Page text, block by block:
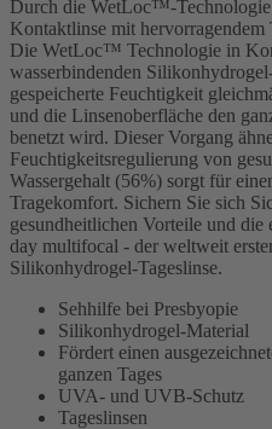
Durch die WetLoc™-Technologie
Kontaktlinse mit hervorragendem
Die WetLoc™ Technologie in
wasserbindenden
gespeicherte Feuchtigkeit
und die Linsenoberfläche den
benetzt wird. Dieser Vorgang
Feuchtigkeitsregulierung von
Wassergehalt (56%) sorgt für
Tragekomfort. Sichern Sie sich
gesundheitlichen Vorteile und
day multifocal - der weltweit
Silikonhydrogel-Tageslinse.
Sehhilfe bei Presbyopie
Silikonhydrogel-Material
Fördert einen
ganzen Tages
UVA- und UVB-Schutz
Tageslinsen